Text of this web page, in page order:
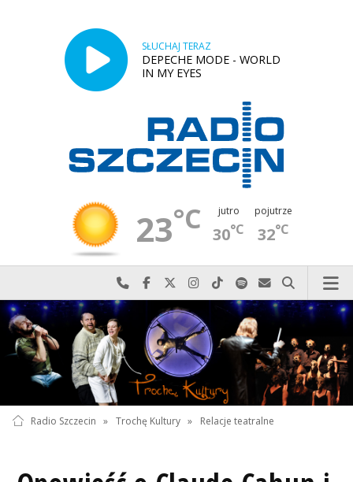
SŁUCHAJ TERAZ
DEPECHE MODE - WORLD
IN MY EYES
23°C jutro
30°C
pojutrze
32°C
Najlepiej po prostu do nas zadzwoń
Odwiedź nas na Facebook-u
Odwiedź nas na X
Odwiedź nas na Instagram-ie
Odwiedź nas na TikTok-u
Szukaj nas na Spotify
Wyślij do nas
Szukaj
Radio Szczecin » Trochę Kultury » Relacje teatralne